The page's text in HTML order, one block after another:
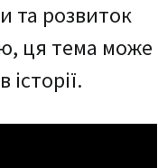
та розвиток
ця тема може